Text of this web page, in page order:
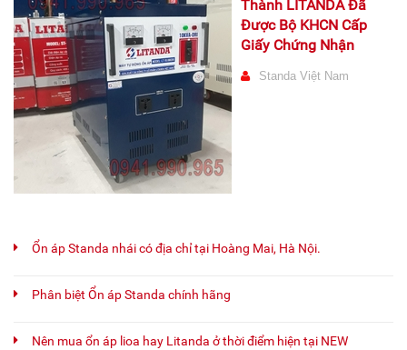
Thành LITANDA Đã
Được Bộ KHCN Cấp
Giấy Chứng Nhận
Standa Việt Nam
Ổn áp Standa nhái có địa chỉ tại Hoàng Mai, Hà Nội.
Phân biệt Ổn áp Standa chính hãng
Nên mua ổn áp lioa hay Litanda ở thời điểm hiện tại NEW